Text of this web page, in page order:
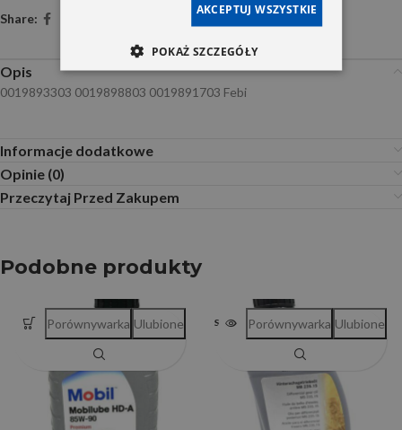
Share:
Opis
0019893303 0019898803 0019891703 Febi
Informacje dodatkowe
Opinie (0)
Przeczytaj Przed Zakupem
Podobne produkty
Porównywarka Ulubione SOLD OUTPorównywarka Ulubione
AKCEPTUJ WSZYSTKIE
POKAŻ SZCZEGÓŁY